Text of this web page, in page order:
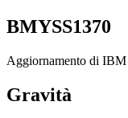
BMYSS1370
Aggiornamento di IBM
Gravità